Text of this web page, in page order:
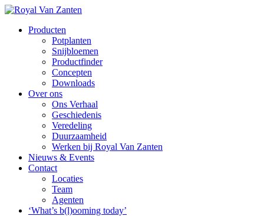
Producten
Potplanten
Snijbloemen
Productfinder
Concepten
Downloads
Over ons
Ons Verhaal
Geschiedenis
Veredeling
Duurzaamheid
Werken bij Royal Van Zanten
Nieuws & Events
Contact
Locaties
Team
Agenten
‘What’s b(l)ooming today’